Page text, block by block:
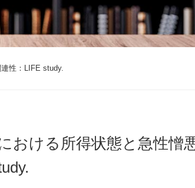
性：LIFE study.
おける所得状態と急性憎